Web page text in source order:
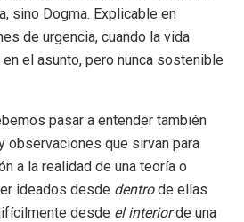
sino Dogma. Explicable en
de urgencia, cuando la vida
el asunto, pero nunca sostenible
pasar a entender también
observaciones que sirvan para
a la realidad de una teoría o
ideados desde dentrode ellas
desde el interiorde una